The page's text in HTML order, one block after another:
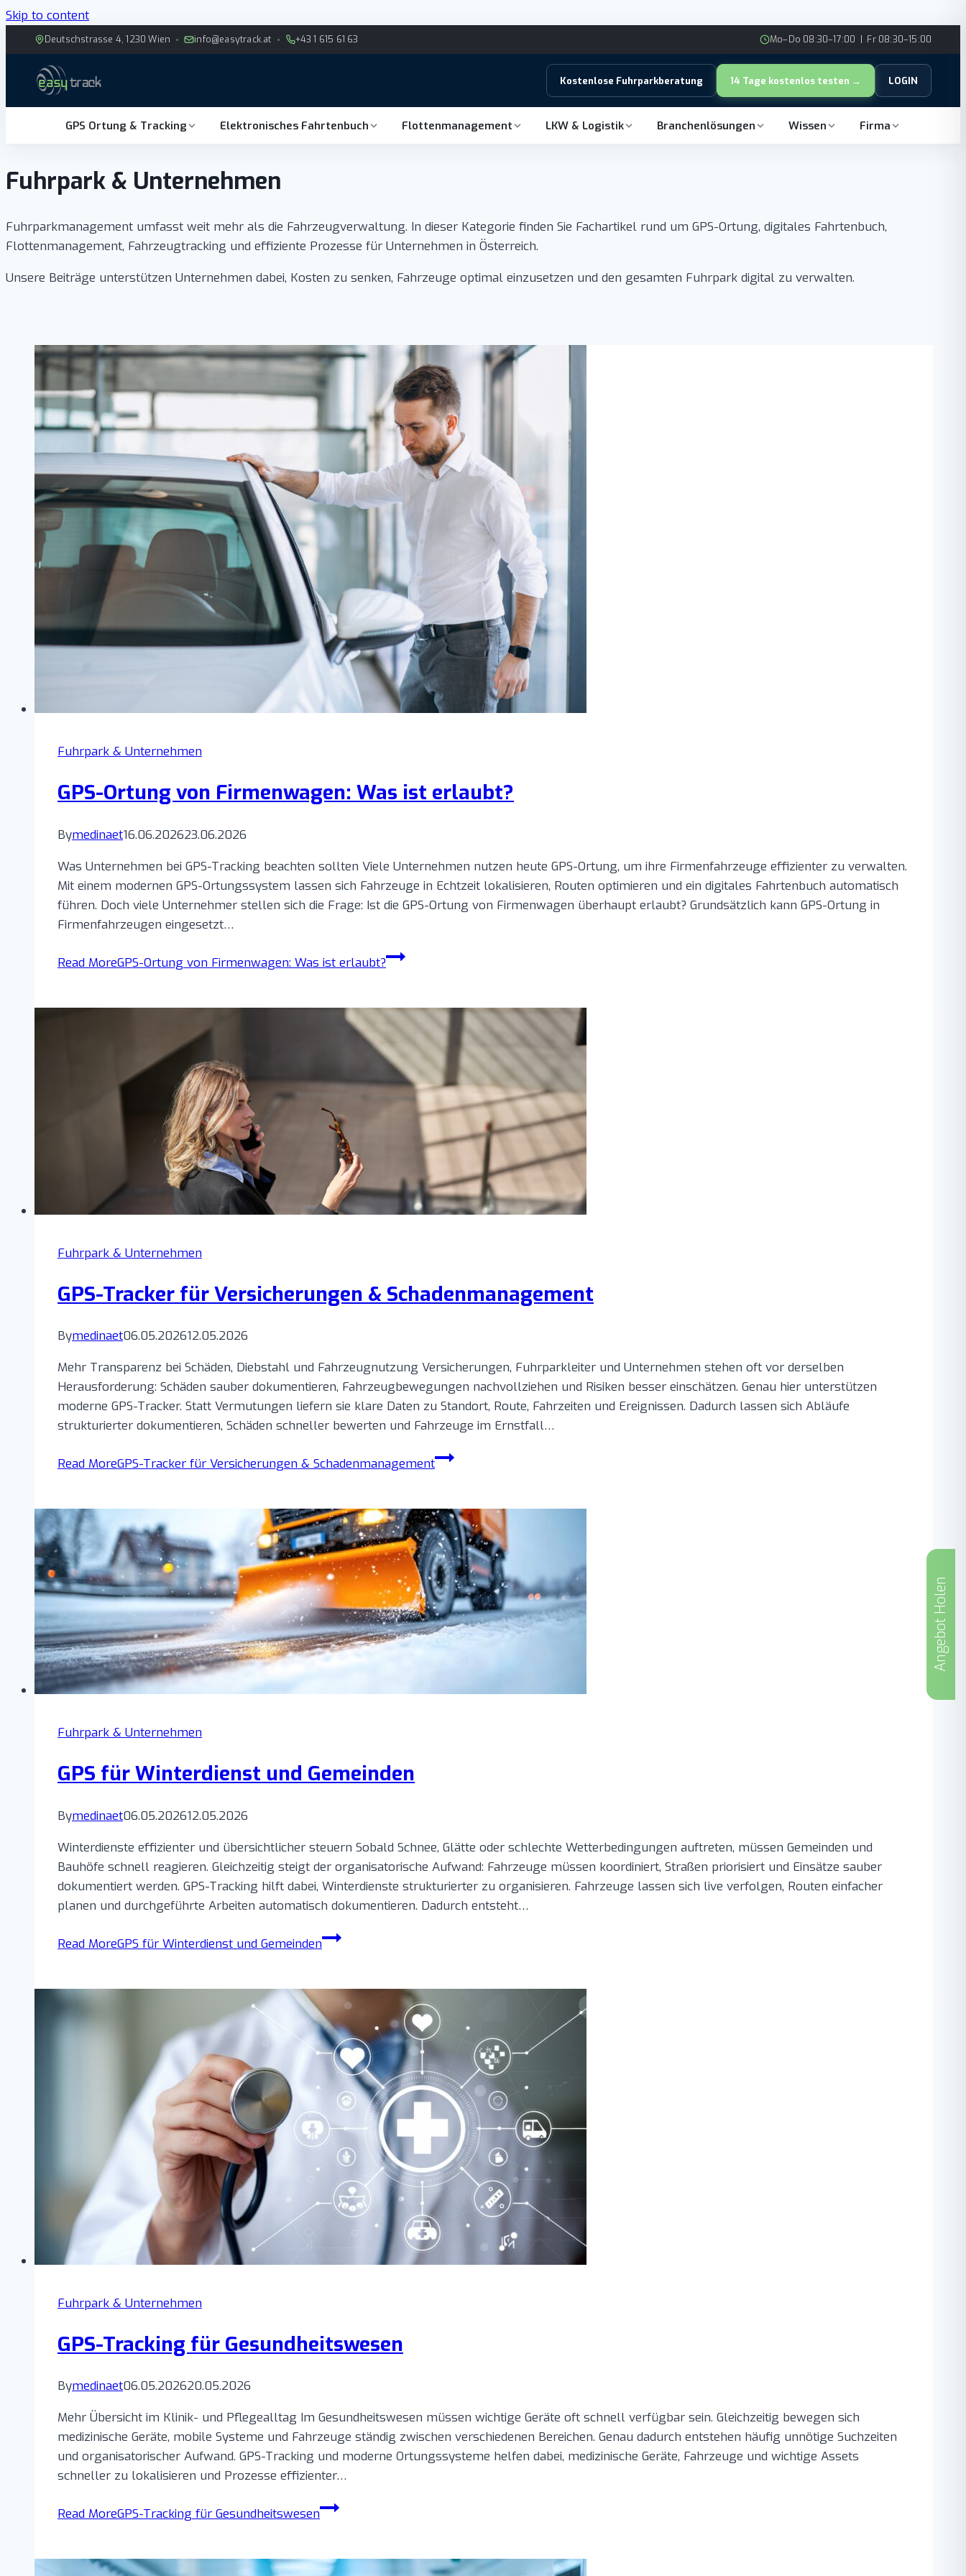
Skip to content
Deutschstrasse 4, 1230 Wien info@easytrack.at +43 1 615 61 63 Mo–Do 08:30–17:00 | Fr 08:30–15:00
Kostenlose Fuhrparkberatung 14 Tage kostenlos testen → LOGIN
GPS Ortung & Tracking Elektronisches Fahrtenbuch Flottenmanagement LKW & Logistik Branchenlösungen Wissen Firma
Fuhrpark & Unternehmen
Fuhrparkmanagement umfasst weit mehr als die Fahrzeugverwaltung. In dieser Kategorie finden Sie Fachartikel rund um GPS-Ortung, digitales Fahrtenbuch,
Flottenmanagement, Fahrzeugtracking und effiziente Prozesse für Unternehmen in Österreich.
Unsere Beiträge unterstützen Unternehmen dabei, Kosten zu senken, Fahrzeuge optimal einzusetzen und den gesamten Fuhrpark digital zu verwalten.
Fuhrpark & Unternehmen
GPS-Ortung von Firmenwagen: Was ist erlaubt?
Bymedinaet16.06.202623.06.2026
Was Unternehmen bei GPS-Tracking beachten sollten Viele Unternehmen nutzen heute GPS-Ortung, um ihre Firmenfahrzeuge effizienter zu verwalten.
Mit einem modernen GPS-Ortungssystem lassen sich Fahrzeuge in Echtzeit lokalisieren, Routen optimieren und ein digitales Fahrtenbuch automatisch
führen. Doch viele Unternehmer stellen sich die Frage: Ist die GPS-Ortung von Firmenwagen überhaupt erlaubt? Grundsätzlich kann GPS-Ortung in
Firmenfahrzeugen eingesetzt…
Read MoreGPS-Ortung von Firmenwagen: Was ist erlaubt?
Fuhrpark & Unternehmen
GPS-Tracker für Versicherungen & Schadenmanagement
Bymedinaet06.05.202612.05.2026
Mehr Transparenz bei Schäden, Diebstahl und Fahrzeugnutzung Versicherungen, Fuhrparkleiter und Unternehmen stehen oft vor derselben
Herausforderung: Schäden sauber dokumentieren, Fahrzeugbewegungen nachvollziehen und Risiken besser einschätzen. Genau hier unterstützen
moderne GPS-Tracker. Statt Vermutungen liefern sie klare Daten zu Standort, Route, Fahrzeiten und Ereignissen. Dadurch lassen sich Abläufe
strukturierter dokumentieren, Schäden schneller bewerten und Fahrzeuge im Ernstfall…
Read MoreGPS-Tracker für Versicherungen & Schadenmanagement
Fuhrpark & Unternehmen
GPS für Winterdienst und Gemeinden
Bymedinaet06.05.202612.05.2026
Winterdienste effizienter und übersichtlicher steuern Sobald Schnee, Glätte oder schlechte Wetterbedingungen auftreten, müssen Gemeinden und
Bauhöfe schnell reagieren. Gleichzeitig steigt der organisatorische Aufwand: Fahrzeuge müssen koordiniert, Straßen priorisiert und Einsätze sauber
dokumentiert werden. GPS-Tracking hilft dabei, Winterdienste strukturierter zu organisieren. Fahrzeuge lassen sich live verfolgen, Routen einfacher
planen und durchgeführte Arbeiten automatisch dokumentieren. Dadurch entsteht…
Read MoreGPS für Winterdienst und Gemeinden
Fuhrpark & Unternehmen
GPS-Tracking für Gesundheitswesen
Bymedinaet06.05.202620.05.2026
Mehr Übersicht im Klinik- und Pflegealltag Im Gesundheitswesen müssen wichtige Geräte oft schnell verfügbar sein. Gleichzeitig bewegen sich
medizinische Geräte, mobile Systeme und Fahrzeuge ständig zwischen verschiedenen Bereichen. Genau dadurch entstehen häufig unnötige Suchzeiten
und organisatorischer Aufwand. GPS-Tracking und moderne Ortungssysteme helfen dabei, medizinische Geräte, Fahrzeuge und wichtige Assets
schneller zu lokalisieren und Prozesse effizienter…
Read MoreGPS-Tracking für Gesundheitswesen
Angebot Holen